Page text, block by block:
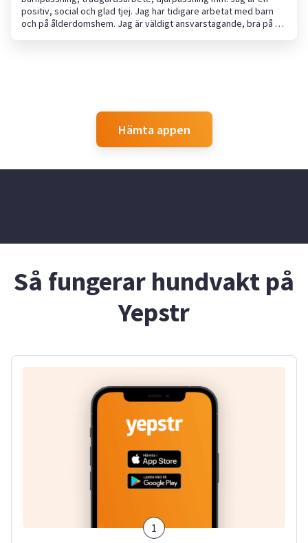
positiv, social och glad tjej. Jag har tidigare arbetat med barn
och på ålderdomshem. Jag är väldigt ansvarstagande, bra på att
Hämta appen
Så fungerar hundvakt på
Yepstr
1